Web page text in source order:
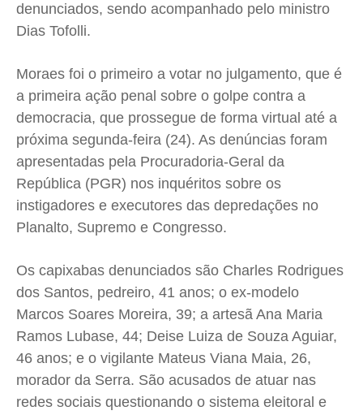
denunciados, sendo acompanhado pelo ministro
Dias Tofolli.
Moraes foi o primeiro a votar no julgamento, que é
a primeira ação penal sobre o golpe contra a
democracia, que prossegue de forma virtual até a
próxima segunda-feira (24). As denúncias foram
apresentadas pela Procuradoria-Geral da
República (PGR) nos inquéritos sobre os
instigadores e executores das depredações no
Planalto, Supremo e Congresso.
Os capixabas denunciados são Charles Rodrigues
dos Santos, pedreiro, 41 anos; o ex-modelo
Marcos Soares Moreira, 39; a artesã Ana Maria
Ramos Lubase, 44; Deise Luiza de Souza Aguiar,
46 anos; e o vigilante Mateus Viana Maia, 26,
morador da Serra. São acusados de atuar nas
redes sociais questionando o sistema eleitoral e